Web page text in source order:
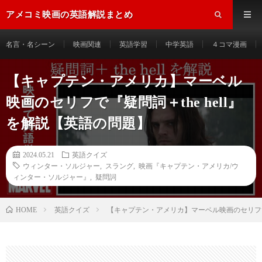
アメコミ映画の英語解説まとめ
名言・名シーン 映画関連 英語学習 中学英語 ４コマ漫画
【キャプテン・アメリカ】マーベル
映画のセリフで『疑問詞＋the hell』
を解説【英語の問題】
2024.05.21
英語クイズ
ウィンター・ソルジャー
スラング
映画『キャプテン・アメリカ/ウ
ィンター・ソルジャー』
疑問詞
HOME 英語クイズ 【キャプテン・アメリカ】マーベル映画のセリ